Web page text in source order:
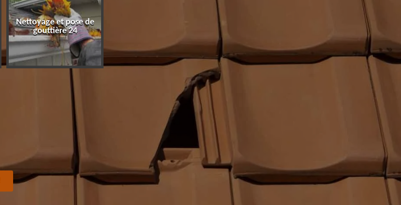
Nettoyage et pose de
gouttière 24
Réparation de toiture
Urgence fuite de
toiture 24